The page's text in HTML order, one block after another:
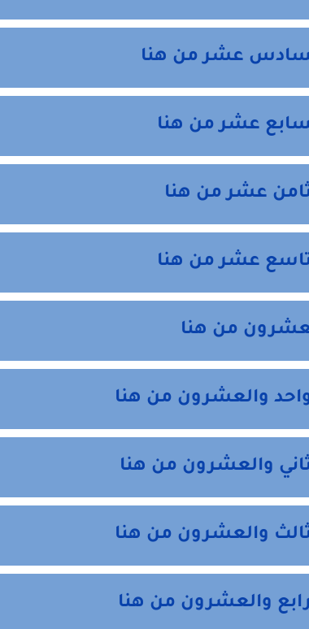
عشر من هنا
عشر من هنا
عشر من هنا
عشر من هنا
من هنا
والعشرون من هنا
والعشرون من هنا
والعشرون من هنا
والعشرون من هنا